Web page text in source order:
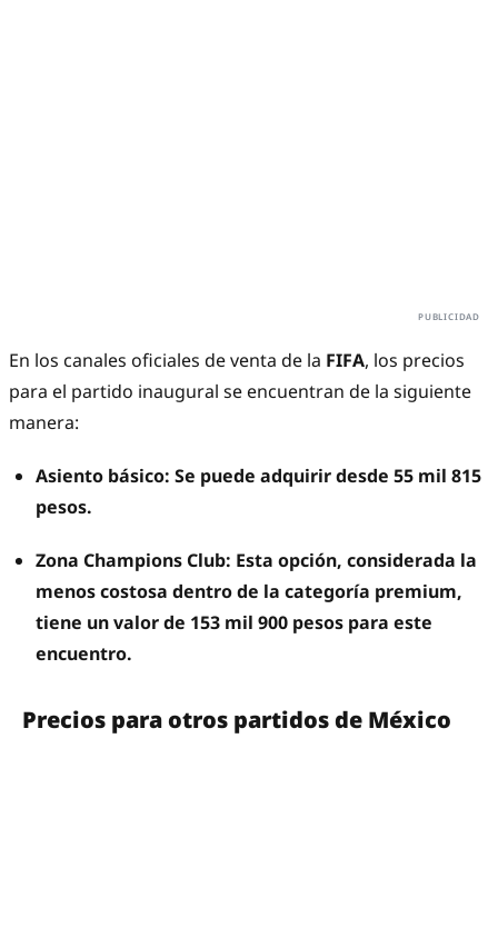
En los canales oficiales de venta de la FIFA, los precios
para el partido inaugural se encuentran de la siguiente
manera:
Asiento básico: Se puede adquirir desde 55 mil 815
pesos.
Zona Champions Club: Esta opción, considerada la
menos costosa dentro de la categoría premium,
tiene un valor de 153 mil 900 pesos para este
encuentro.
Precios para otros partidos de México